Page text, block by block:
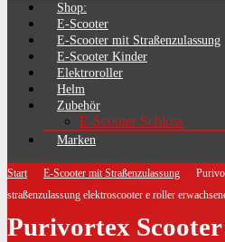
Shop:
E-Scooter
E-Scooter mit Straßenzulassung
E-Scooter Kinder
Elektroroller
Helm
Zubehör
E-Scooter Schloss
Marken
Start E-Scooter mit Straßenzulassung
straßenzulassung elektroscooter e roller
Purivortex Scooter